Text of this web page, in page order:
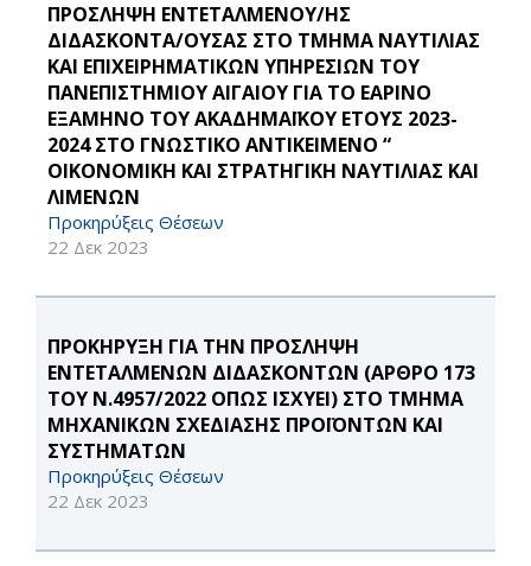
ΠΡΟΣΛΗΨΗ ΕΝΤΕΤΑΛΜΕΝΟΥ/ΗΣ
ΔΙΔΑΣΚΟΝΤΑ/ΟΥΣΑΣ ΣΤΟ ΤΜΗΜΑ ΝΑΥΤΙΛΙΑΣ
ΚΑΙ ΕΠΙΧΕΙΡΗΜΑΤΙΚΩΝ ΥΠΗΡΕΣΙΩΝ ΤΟΥ
ΠΑΝΕΠΙΣΤΗΜΙΟΥ ΑΙΓΑΙΟΥ ΓΙΑ ΤΟ ΕΑΡΙΝΟ
ΕΞΑΜΗΝΟ ΤΟΥ ΑΚΑΔΗΜΑΪΚΟΥ ΕΤΟΥΣ 2023-
2024 ΣΤΟ ΓΝΩΣΤΙΚΟ ΑΝΤΙΚΕΙΜΕΝΟ “
ΟΙΚΟΝΟΜΙΚΗ ΚΑΙ ΣΤΡΑΤΗΓΙΚΗ ΝΑΥΤΙΛΙΑΣ ΚΑΙ
ΛΙΜΕΝΩΝ
Προκηρύξεις Θέσεων
22 Δεκ 2023
ΠΡΟΚΗΡΥΞΗ ΓΙΑ ΤΗΝ ΠΡΟΣΛΗΨΗ
ΕΝΤΕΤΑΛΜΕΝΩΝ ΔΙΔΑΣΚΟΝΤΩΝ (ΑΡΘΡΟ 173
ΤΟΥ Ν.4957/2022 ΟΠΩΣ ΙΣΧΥΕΙ) ΣΤΟ ΤΜΗΜΑ
ΜΗΧΑΝΙΚΩΝ ΣΧΕΔΙΑΣΗΣ ΠΡΟΪΟΝΤΩΝ ΚΑΙ
ΣΥΣΤΗΜΑΤΩΝ
Προκηρύξεις Θέσεων
22 Δεκ 2023